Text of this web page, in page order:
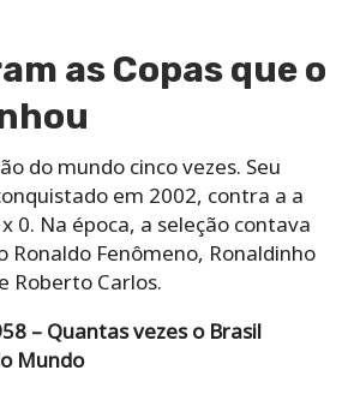
as Copas que o
do mundo cinco vezes. Seu
em 2002, contra a a
0. Na época, a seleção contava
Ronaldo Fenômeno, Ronaldinho
Roberto Carlos.
– Quantas vezes o Brasil
Mundo